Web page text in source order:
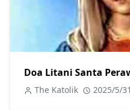
Doa Litani Santa
The Katolik 2025/5/31